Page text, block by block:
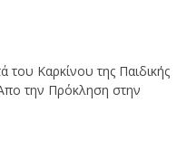
του Καρκίνου της Παιδικής
την Πρόκληση στην